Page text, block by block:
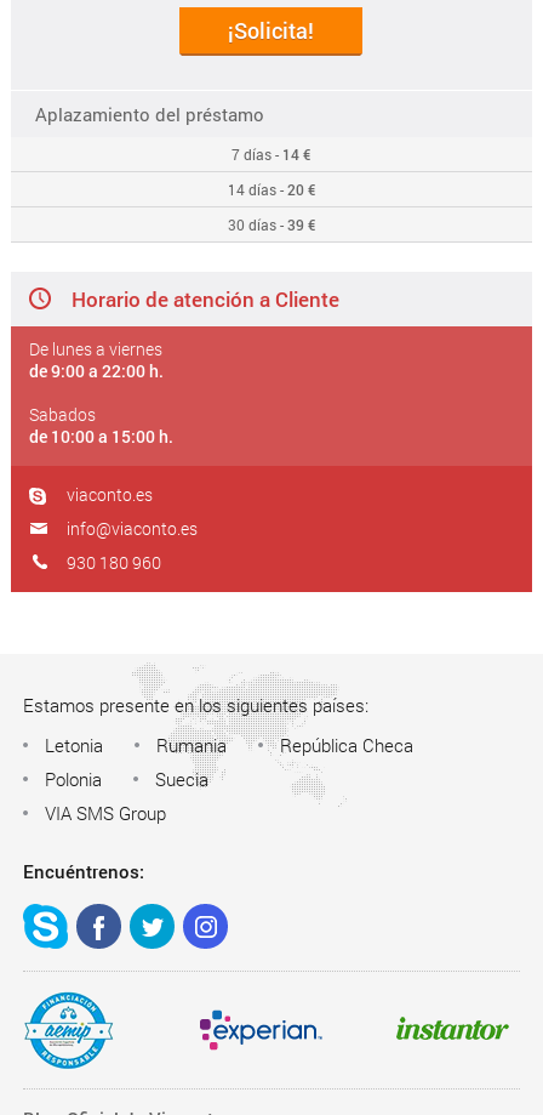
¡Solicita!
Aplazamiento del préstamo
7 días - 14 €
14 días -20 €
30 días -39 €
Horario de atención a Cliente
De lunes a viernes
de 9:00 a 22:00 h.
Sabados
de 10:00 a 15:00 h.
viaconto.es
info@viaconto.es
930 180 960
Estamos presente en los siguientes países:
Letonia
Rumania
República Checa
Polonia
Suecia
VIA SMS Group
Encuéntrenos: